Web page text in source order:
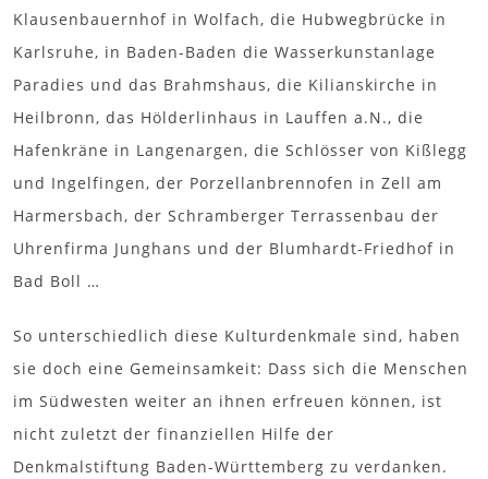
Klausenbauernhof in Wolfach, die Hubwegbrücke in
Karlsruhe, in Baden-Baden die Wasserkunstanlage
Paradies und das Brahmshaus, die Kilianskirche in
Heilbronn, das Hölderlinhaus in Lauffen a.N., die
Hafenkräne in Langenargen, die Schlösser von Kißlegg
und Ingelfingen, der Porzellanbrennofen in Zell am
Harmersbach, der Schramberger Terrassenbau der
Uhrenfirma Junghans und der Blumhardt-Friedhof in
Bad Boll …
So unterschiedlich diese Kulturdenkmale sind, haben
sie doch eine Gemeinsamkeit: Dass sich die Menschen
im Südwesten weiter an ihnen erfreuen können, ist
nicht zuletzt der finanziellen Hilfe der
Denkmalstiftung Baden-Württemberg zu verdanken.